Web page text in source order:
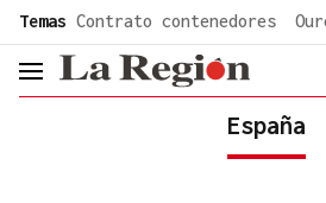
Temas Contrato contenedores
header.menu.open
España